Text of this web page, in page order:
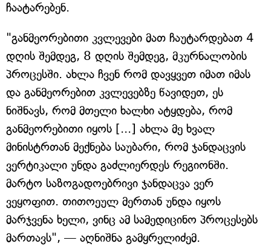
ჩაატარებენ.
"განმეორებითი კვლევები მათ ჩაუტარდებათ 4
დღის შემდეგ, 8 დღის შემდეგ, მკურნალობის
პროცესში. ახლა ჩვენ რომ დავყვეთ იმათ იმას
და განმეორებით კვლევებზე წავიდეთ, ეს
ნიშნავს, რომ მთელი ხალხი ატყდება, რომ
განმეორებითი იყოს [...] ახლა მე ხვალ
მინისტრთან მექნება საუბარი, რომ ჯანდაცვის
ვერტიკალი უნდა გაძლიერდეს რეგიონში.
მარტო საზოგადოებრივი ჯანდაცვა ვერ
ვეყოფით. თითოეულ მერთან უნდა იყოს
მარჯვენა ხელი, ვინც ამ სამედიცინო პროცესებს
მართავს", — აღნიშნა გამყრელიძემ.